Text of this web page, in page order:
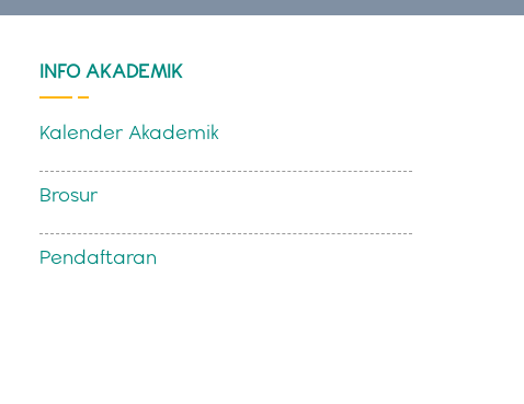
INFO AKADEMIK
Kalender Akademik
Brosur
Pendaftaran